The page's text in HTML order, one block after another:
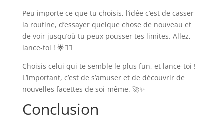
Peu importe ce que tu choisis, l’idée c’est de casser
la routine, d’essayer quelque chose de nouveau et
de voir jusqu’où tu peux pousser tes limites. Allez,
lance-toi ! 🌟🤸‍♂️
Choisis celui qui te semble le plus fun, et lance-toi !
L’important, c’est de s’amuser et de découvrir de
nouvelles facettes de soi-même. 🚀✨
Conclusion